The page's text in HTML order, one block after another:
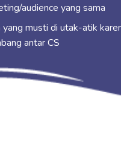
audience yang sama
yang musti di utak-atik
antar CS